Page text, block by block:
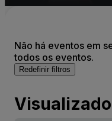
Não há eventos em
todos os eventos.
Redefinir filtros